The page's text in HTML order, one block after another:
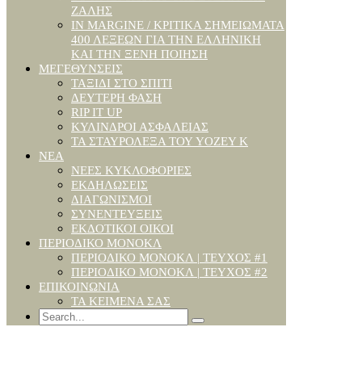
ΖΑΛΗΣ
IN MARGINE / ΚΡΙΤΙΚΆ ΣΗΜΕΙΏΜΑΤΑ
400 ΛΈΞΕΩΝ ΓΙΑ ΤΗΝ ΕΛΛΗΝΙΚΉ
ΚΑΙ ΤΗΝ ΞΈΝΗ ΠΟΊΗΣΗ
ΜΕΓΕΘΎΝΣΕΙΣ
ΤΑΞΊΔΙ ΣΤΟ ΣΠΊΤΙ
ΔΕΎΤΕΡΗ ΦΆΣΗ
RIP IT UP
ΚΎΛΙΝΔΡΟΙ ΑΣΦΑΛΕΊΑΣ
ΤΑ ΣΤΑΥΡΌΛΕΞΑ ΤΟΥ YOΖΕΥ Κ
ΝΈΑ
ΝΈΕΣ ΚΥΚΛΟΦΟΡΊΕΣ
ΕΚΔΗΛΏΣΕΙΣ
ΔΙΑΓΩΝΙΣΜΟΊ
ΣΥΝΕΝΤΕΎΞΕΙΣ
ΕΚΔΟΤΙΚΟΊ ΟΊΚΟΙ
ΠΕΡΙΟΔΙΚΌ ΜΟΝΌΚΛ
ΠΕΡΙΟΔΙΚΌ ΜΟΝΌΚΛ | ΤΕΎΧΟΣ #1
ΠΕΡΙΟΔΙΚΌ ΜΟΝΌΚΛ | ΤΕΎΧΟΣ #2
ΕΠΙΚΟΙΝΩΝΊΑ
ΤΑ ΚΕΊΜΕΝΆ ΣΑΣ
Search